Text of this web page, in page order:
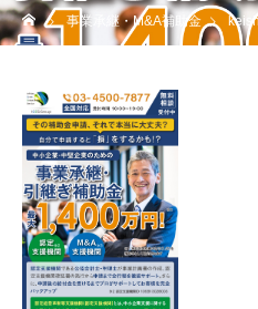
事業承継・M&A補助金